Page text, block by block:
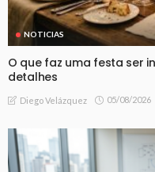
NOTICIAS
O que faz uma festa ser
detalhes
Diego Velázquez 05/08/2026